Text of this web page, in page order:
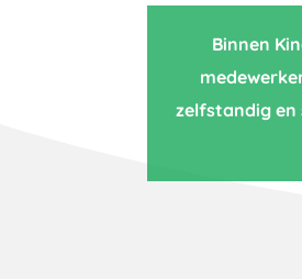
Binnen
zelfstandig en